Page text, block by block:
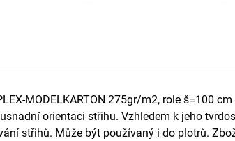
MODELKARTON 275gr/m2, role š=100
orientaci střihu. Vzhledem k jeho
střihů. Může být používaný i do plotrů.